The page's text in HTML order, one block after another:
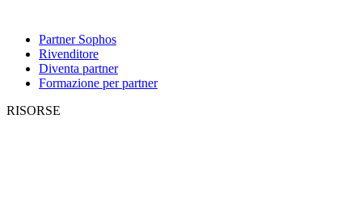
Partner Sophos
Rivenditore
Diventa partner
Formazione per partner
RISORSE